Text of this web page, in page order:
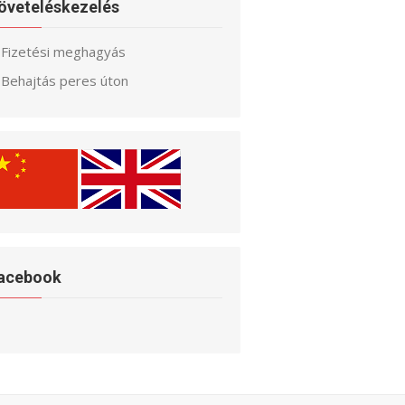
Fizetési meghagyás
Behajtás peres úton